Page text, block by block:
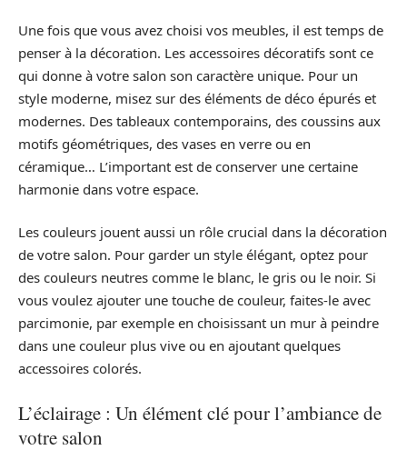
Une fois que vous avez choisi vos meubles, il est temps de
penser à la décoration. Les accessoires décoratifs sont ce
qui donne à votre salon son caractère unique. Pour un
style moderne, misez sur des éléments de déco épurés et
modernes. Des tableaux contemporains, des coussins aux
motifs géométriques, des vases en verre ou en
céramique… L’important est de conserver une certaine
harmonie dans votre espace.
Les couleurs jouent aussi un rôle crucial dans la décoration
de votre salon. Pour garder un style élégant, optez pour
des couleurs neutres comme le blanc, le gris ou le noir. Si
vous voulez ajouter une touche de couleur, faites-le avec
parcimonie, par exemple en choisissant un mur à peindre
dans une couleur plus vive ou en ajoutant quelques
accessoires colorés.
L’éclairage : Un élément clé pour l’ambiance de
votre salon